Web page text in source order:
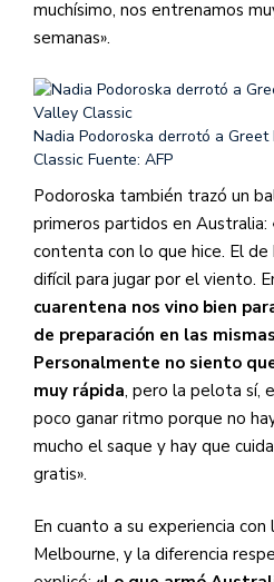
muchísimo, nos entrenamos
semanas».
Nadia Podoroska derrotó a
Classic Fuente: AFP
Podoroska también trazó un
primeros partidos en
contenta con lo que hice. El
difícil para jugar por el viento.
cuarentena nos vino bien
de preparación en las
Personalmente no siento
muy rápida, pero la pelota sí,
poco ganar ritmo porque no
mucho el saque y hay que
gratis».
En cuanto a su experiencia
Melbourne, y la diferencia